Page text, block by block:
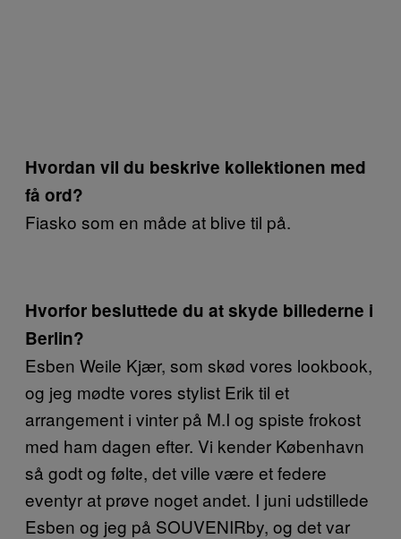
Hvordan vil du beskrive kollektionen med
få ord?
Fiasko som en måde at blive til på.
Hvorfor besluttede du at skyde billederne i
Berlin?
Esben Weile Kjær, som skød vores lookbook,
og jeg mødte vores stylist Erik til et
arrangement i vinter på M.I og spiste frokost
med ham dagen efter. Vi kender København
så godt og følte, det ville være et federe
eventyr at prøve noget andet. I juni udstillede
Esben og jeg på SOUVENIRby, og det var